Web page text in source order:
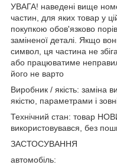
УВАГА! наведені вище
частин, для яких товар у
покупкою обов'язково
заміненої деталі. Якщо
символ, ця частина не
або працюватиме
його не варто
Виробник / якість: заміна
якістю, параметрами і
Технічний стан: товар
використовувався, без
ЗАСТОСУВАННЯ
автомобіль: